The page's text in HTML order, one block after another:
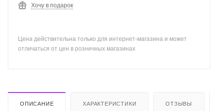
сердца станет тем самым символом, который навсегда
Хочу в подарок
Цена действительна только для интернет-магазина и может
отличаться от цен в розничных магазинах
ОПИСАНИЕ ХАРАКТЕРИСТИКИ ОТЗЫВЫ